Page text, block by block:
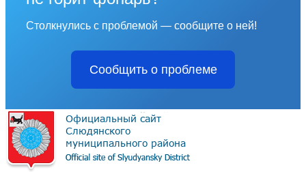
Столкнулись с проблемой — сообщите о ней!
Сообщить о проблеме